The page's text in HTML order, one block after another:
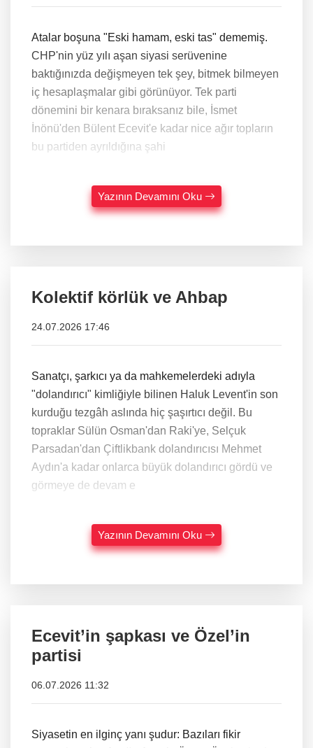
Atalar boşuna "Eski hamam, eski tas" dememiş.
CHP'nin yüz yılı aşan siyasi serüvenine
baktığınızda değişmeyen tek şey, bitmek bilmeyen
iç hesaplaşmalar gibi görünüyor. Tek parti
dönemini bir kenara bıraksanız bile, İsmet
İnönü'den Bülent Ecevit'e kadar nice ağır topların
bu partiden ayrıldığına şahi
Yazının Devamını Oku
Kolektif körlük ve Ahbap
24.07.2026 17:46
Sanatçı, şarkıcı ya da mahkemelerdeki adıyla
"dolandırıcı" kimliğiyle bilinen Haluk Levent'in son
kurduğu tezgâh aslında hiç şaşırtıcı değil. Bu
topraklar Sülün Osman'dan Raki'ye, Selçuk
Parsadan'dan Çiftlikbank dolandırıcısı Mehmet
Aydın'a kadar onlarca büyük dolandırıcı gördü ve
görmeye de devam e
Yazının Devamını Oku
Ecevit’in şapkası ve Özel’in
partisi
06.07.2026 11:32
Siyasetin en ilginç yanı şudur: Bazıları fikir